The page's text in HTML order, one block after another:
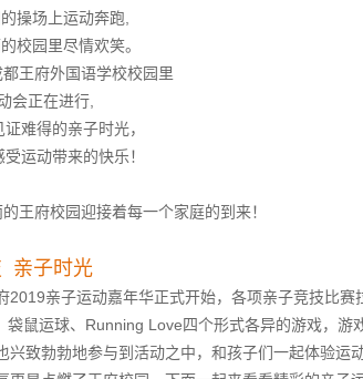
动奔跑,
情欢笑。
语学校校园里
行,
子时光，
的快乐！
迎接着每一个家庭的到来！
光
2019亲子运动嘉年华正式开始，各项亲子竞技比赛
鼠运球、Running Love四个形式各异的游戏，游
致勃勃地参与到活动之中，和孩子们一起体验运